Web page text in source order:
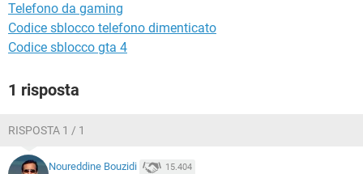
Telefono da gaming
Codice sblocco telefono dimenticato
Codice sblocco gta 4
1 risposta
RISPOSTA 1 / 1
Noureddine Bouzidi 15.404